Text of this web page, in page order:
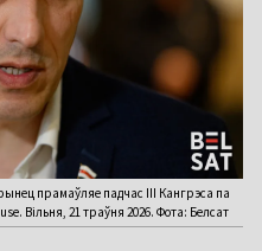
прамаўляе падчас ІІІ Кангрэса па
Вільня, 21 траўня 2026. Фота: Белсат